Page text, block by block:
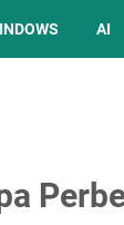
AI